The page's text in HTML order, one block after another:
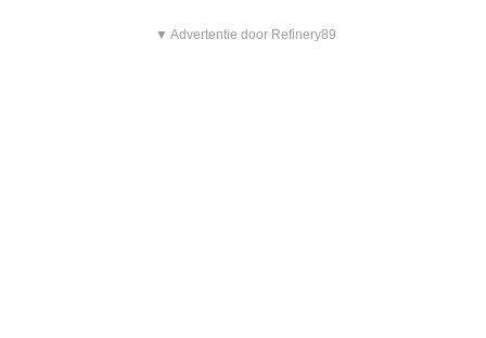
▼ Advertentie door Refinery89